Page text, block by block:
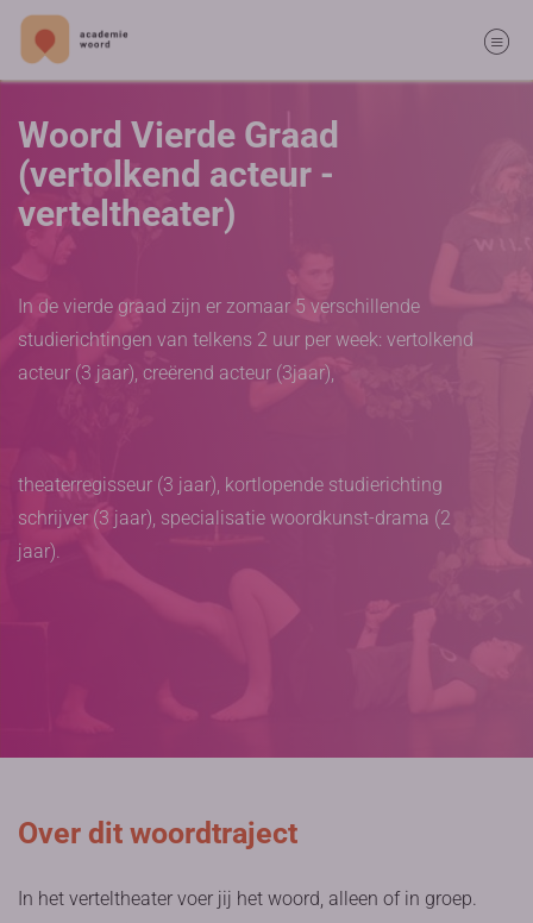
Woord Vierde Graad
(vertolkend acteur -
verteltheater)
In de vierde graad zijn er zomaar 5 verschillende
studierichtingen van telkens 2 uur per week: vertolkend
acteur (3 jaar), creërend acteur (3jaar),
theaterregisseur (3 jaar), kortlopende studierichting
schrijver (3 jaar), specialisatie woordkunst-drama (2
jaar).
Over dit woordtraject
In het verteltheater voer jij het woord, alleen of in groep.